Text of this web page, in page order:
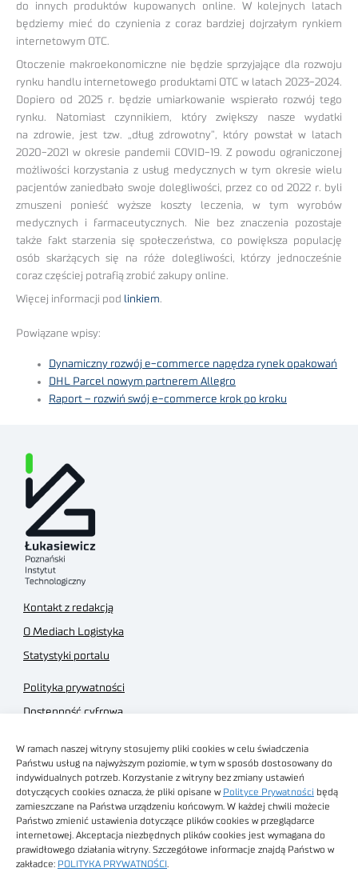
W ramach naszej witryny stosujemy pliki cookies w celu świadczenia
Państwu usług na najwyższym poziomie, w tym w sposób dostosowany do
indywidualnych potrzeb. Korzystanie z witryny bez zmiany ustawień
dotyczących cookies oznacza, że pliki opisane w Polityce Prywatności będą
zamieszczane na Państwa urządzeniu końcowym. W każdej chwili możecie
Państwo zmienić ustawienia dotyczące plików cookies w przeglądarce
internetowej. Akceptacja niezbędnych plików cookies jest wymagana do
prawidłowego działania witryny. Szczegółowe informacje znajdą Państwo w
zakładce: POLITYKA PRYWATNOŚCI
do innych produktów kupowanych online. W kolejnych latach
będziemy mieć do czynienia z coraz bardziej dojrzałym rynkiem
internetowym OTC.
Otoczenie makroekonomiczne nie będzie sprzyjające dla rozwoju
rynku handlu internetowego produktami OTC w latach 2023-2024.
Dopiero od 2025 r. będzie umiarkowanie wspierało rozwój tego
rynku. Natomiast czynnikiem, który zwiększy nasze wydatki
na zdrowie, jest tzw. „dług zdrowotny”, który powstał w latach
2020-2021 w okresie pandemii COVID-19. Z powodu ograniczonej
możliwości korzystania z usług medycznych w tym okresie wielu
pacjentów zaniedbało swoje dolegliwości, przez co od 2022 r. byli
zmuszeni ponieść wyższe koszty leczenia, w tym wyrobów
medycznych i farmaceutycznych. Nie bez znaczenia pozostaje
także fakt starzenia się społeczeństwa, co powiększa populację
osób skarżących się na róże dolegliwości, którzy jednocześnie
coraz częściej potrafią zrobić zakupy online.
Więcej informacji pod linkiem.
Powiązane wpisy:
Dynamiczny rozwój e-commerce napędza rynek opakowań
DHL Parcel nowym partnerem Allegro
Raport – rozwiń swój e-commerce krok po kroku
Kontakt z redakcją
O Mediach Logistyka
Statystyki portalu
Polityka prywatności
Dostępność cyfrowa
Regulamin sklepu
Obrazy stockowe
autorstwa